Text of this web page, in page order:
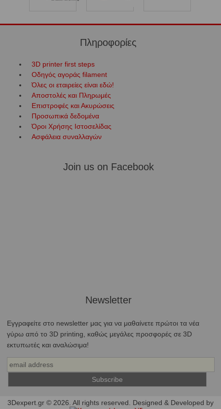
Πληροφορίες
3D printer first steps
Οδηγός αγοράς filament
Όλες οι εταιρείες είναι εδώ!
Αποστολές και Πληρωμές
Επιστροφές και Ακυρώσεις
Προσωπικά δεδομένα
Όροι Χρήσης Ιστοσελίδας
Ασφάλεια συναλλαγών
Join us on Facebook
Newsletter
Εγγραφείτε στο newsletter μας για να μαθαίνετε πρώτοι τα νέα
γύρω από το 3D printing, καθώς μεγάλες προσφορές σε 3D
εκτυπωτές και αναλώσιμα!
3Dexpert.gr © 2026. All rights reserved. Designed & Developed by